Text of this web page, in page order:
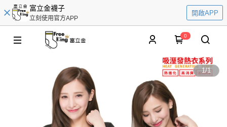
富立金襪子
立刻使用官方APP
開啟APP
0
1/1